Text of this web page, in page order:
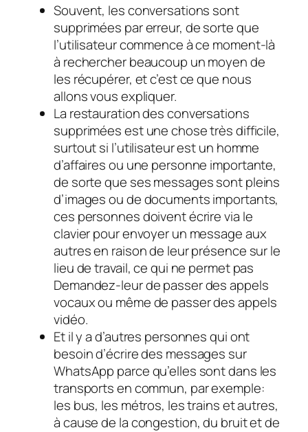
Souvent, les conversations sont
supprimées par erreur, de sorte que
l’utilisateur commence à ce moment-là
à rechercher beaucoup un moyen de
les récupérer, et c’est ce que nous
allons vous expliquer.
La restauration des conversations
supprimées est une chose très difficile,
surtout si l’utilisateur est un homme
d’affaires ou une personne importante,
de sorte que ses messages sont pleins
d’images ou de documents importants,
ces personnes doivent écrire via le
clavier pour envoyer un message aux
autres en raison de leur présence sur le
lieu de travail, ce qui ne permet pas
Demandez-leur de passer des appels
vocaux ou même de passer des appels
vidéo.
Et il y a d’autres personnes qui ont
besoin d’écrire des messages sur
WhatsApp parce qu’elles sont dans les
transports en commun, par exemple:
les bus, les métros, les trains et autres,
à cause de la congestion, du bruit et de